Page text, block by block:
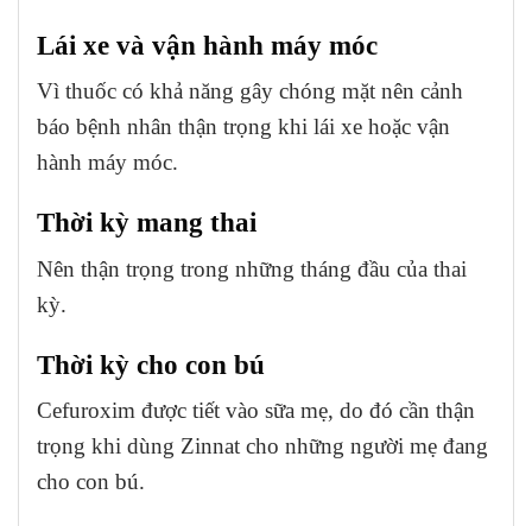
Lái xe và vận hành máy móc
Vì thuốc có khả năng gây chóng mặt nên cảnh
báo bệnh nhân thận trọng khi lái xe hoặc vận
hành máy móc.
Thời kỳ mang thai
Nên thận trọng trong những tháng đầu của thai
kỳ.
Thời kỳ cho con bú
Cefuroxim được tiết vào sữa mẹ, do đó cần thận
trọng khi dùng Zinnat cho những người mẹ đang
cho con bú.